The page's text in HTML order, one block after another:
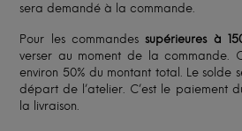
sera demandé à la commande.
Pour les commandessupérieures à
verser au moment de la commande.
environ 50% du montant total. Le solde
départ de l’atelier. C’est le paiement
la livraison.